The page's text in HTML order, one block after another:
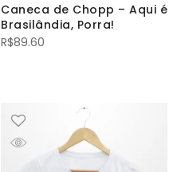
Caneca de Chopp – Aqui é
Brasilândia, Porra!
R$89.60